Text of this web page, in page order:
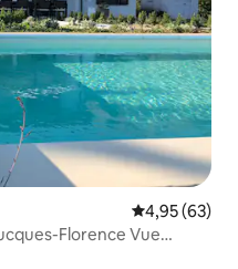
Évaluation
4,95 (63)
Florence Vue